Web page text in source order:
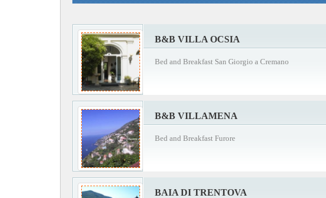
B&B VILLA OCSIA
Bed and Breakfast San Giorgio a Cremano
B&B VILLAMENA
Bed and Breakfast Furore
BAIA DI TRENTOVA